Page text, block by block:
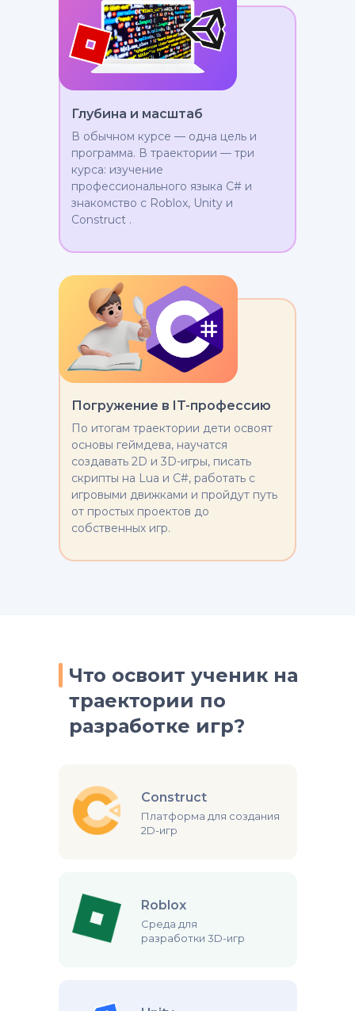
Погружение в IT-профессию
По итогам траектории дети освоят
основы геймдева, научатся
создавать 2D и 3D-игры, писать
скрипты на Lua и C#, работать с
игровыми движками и пройдут путь
от простых проектов до
собственных игр.
Глубина и масштаб
В обычном курсе — одна цель и
программа. В траектории — три
курса: изучение
профессионального языка C# и
знакомство с Roblox, Unity и
Construct .
Что освоит ученик на
траектории ‭по
разработке игр?
Construct
Платформа для создания
2D-игр
Roblox
Среда для
разработки 3D-игр